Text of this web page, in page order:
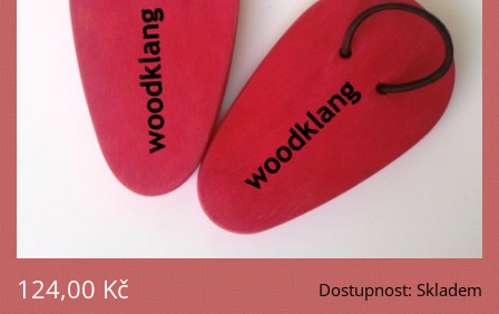
Dostupnost: Skladem
124,00 Kč